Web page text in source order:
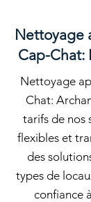
Nettoyage
Cap-Chat:
Nettoyage
Chat:
tarifs de nos
flexibles et
des
types de
confiance